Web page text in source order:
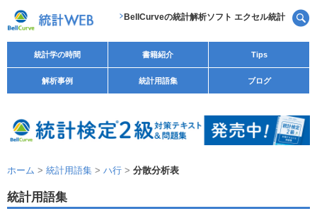
BellCurveの統計解析ソフト エクセル統計
統計学の時間 書籍紹介 Tips
解析事例 統計用語集 ブログ
ホーム > 統計用語集 > ハ行 > 分散分析表
統計用語集